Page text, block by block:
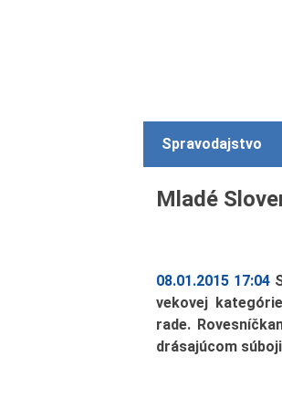
Spravodajstvo
Mladé
08.01.2015 17:04
vekovej
rade.
drásajúcom